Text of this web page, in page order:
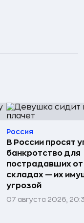
Россия
В России просят
банкротство для
пострадавших
складах — их
угрозой
07 августа 2026,